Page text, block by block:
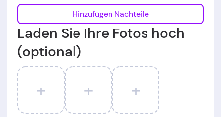
Hinzufügen Nachteile
Laden Sie Ihre Fotos hoch
(optional)
+ + +